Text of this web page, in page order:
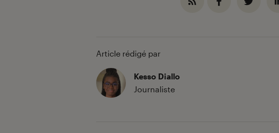
Article rédigé par
Kesso Diallo
Journaliste